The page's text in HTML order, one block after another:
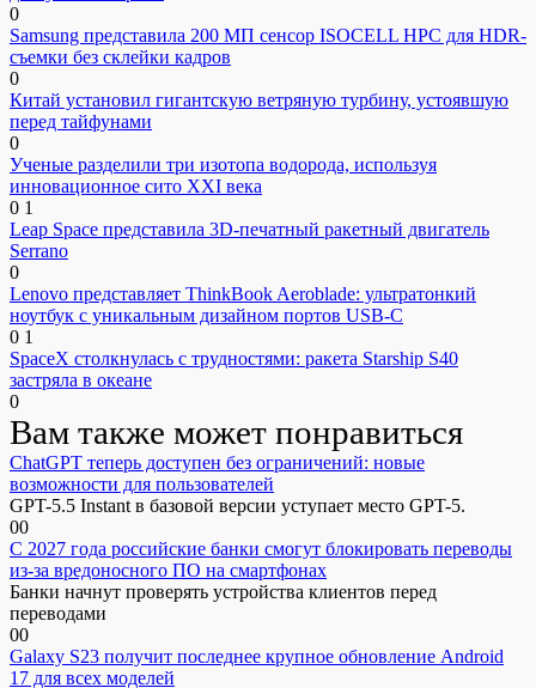
0
Samsung представила 200 МП сенсор ISOCELL HPC для HDR-
съемки без склейки кадров
0
Китай установил гигантскую ветряную турбину, устоявшую
перед тайфунами
0
Ученые разделили три изотопа водорода, используя
инновационное сито XXI века
0 1
Leap Space представила 3D-печатный ракетный двигатель
Serrano
0
Lenovo представляет ThinkBook Aeroblade: ультратонкий
ноутбук с уникальным дизайном портов USB-C
0 1
SpaceX столкнулась с трудностями: ракета Starship S40
застряла в океане
0
Вам также может понравиться
ChatGPT теперь доступен без ограничений: новые
возможности для пользователей
GPT-5.5 Instant в базовой версии уступает место GPT-5.
00
С 2027 года российские банки смогут блокировать переводы
из-за вредоносного ПО на смартфонах
Банки начнут проверять устройства клиентов перед
переводами
00
Galaxy S23 получит последнее крупное обновление Android
17 для всех моделей